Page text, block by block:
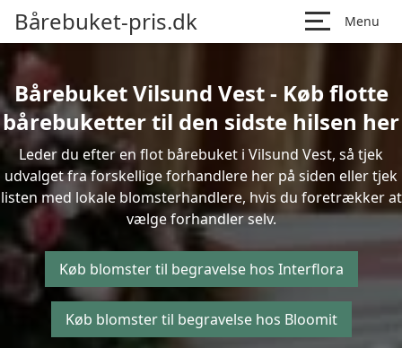
Bårebuket-pris.dk Menu
Bårebuket Vilsund Vest - Køb flotte
bårebuketter til den sidste hilsen her
Leder du efter en flot bårebuket i Vilsund Vest, så tjek
udvalget fra forskellige forhandlere her på siden eller tjek
listen med lokale blomsterhandlere, hvis du foretrækker at
vælge forhandler selv.
Køb blomster til begravelse hos Interflora
Køb blomster til begravelse hos Bloomit